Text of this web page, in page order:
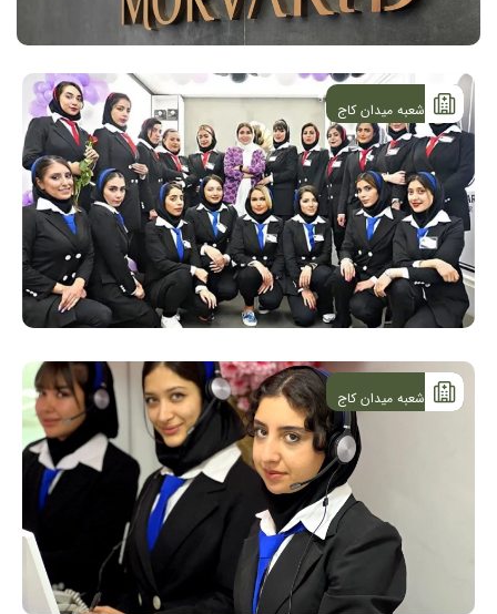
شعبه میدان کاج
شعبه میدان کاج